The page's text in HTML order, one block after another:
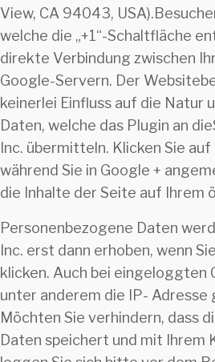
View, CA 94043,
welche die „+1“-Schaltfläche
direkte Verbindung zwischen
Google-Servern. Der
keinerlei Einfluss auf die Natur
Daten, welche das Plugin an
Inc. übermitteln. Klicken Sie auf
während Sie in Google +
die Inhalte der Seite auf Ihrem
Personenbezogene Daten
Inc. erst dann erhoben, wenn
klicken. Auch bei eingeloggten
unter anderem die IP- Adresse
Möchten Sie verhindern, dass
Daten speichert und mit Ihrem